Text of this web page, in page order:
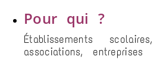
Pour qui ?
Établissements
associations, entreprises